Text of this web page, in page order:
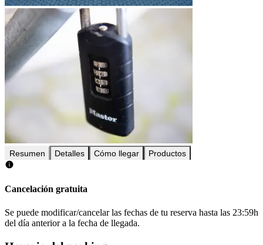
Resumen Detalles Cómo llegar Productos
Cancelación gratuita
Se puede modificar/cancelar las fechas de tu reserva hasta las 23:59h
del día anterior a la fecha de llegada.